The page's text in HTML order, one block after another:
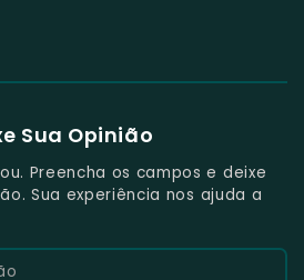
Sua Opinião
Preencha os campos e deixe
Sua experiência nos ajuda a